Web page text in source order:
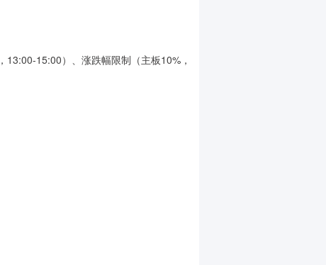
15:00）、涨跌幅限制（主板10%，